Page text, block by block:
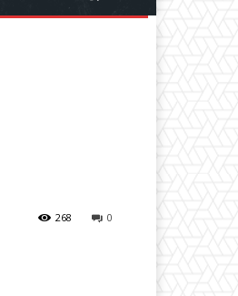
0
268